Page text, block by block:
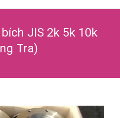
JIS 2k 5k 10k
Tra)